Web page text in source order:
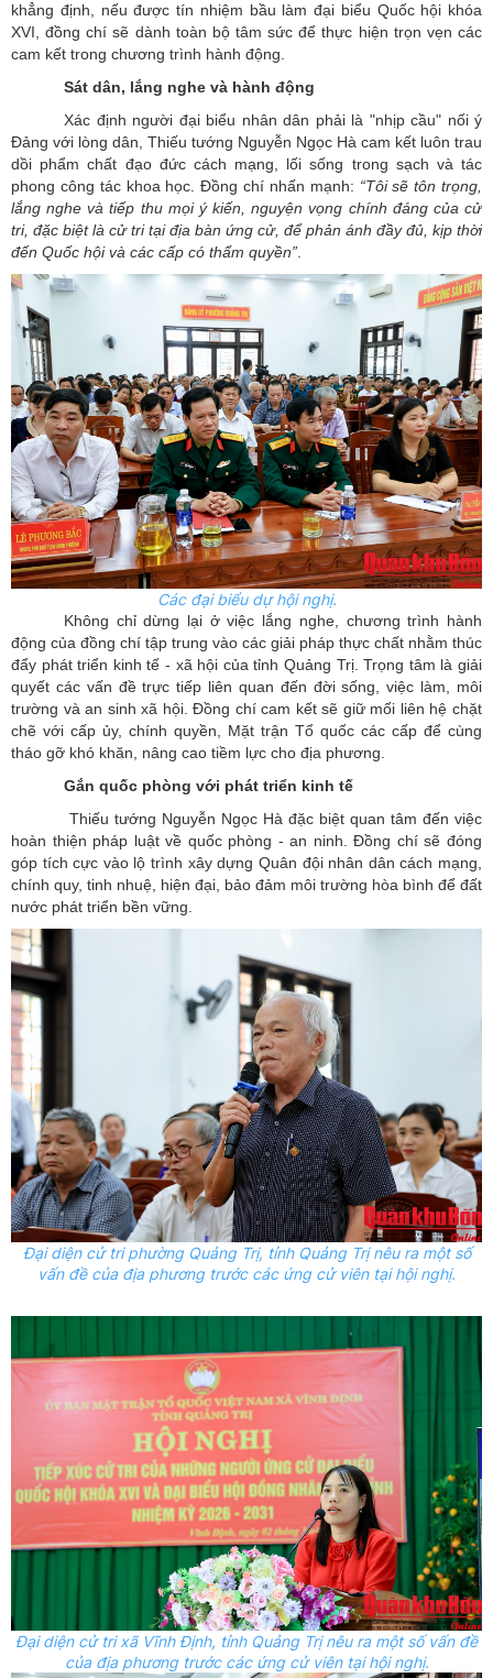
khẳng định, nếu được tín nhiệm bầu làm đại biểu Quốc hội khóa
XVI, đồng chí sẽ dành toàn bộ tâm sức để thực hiện trọn vẹn các
cam kết trong chương trình hành động.
Sát dân, lắng nghe và hành động
Xác định người đại biểu nhân dân phải là "nhịp cầu" nối ý
Đảng với lòng dân, Thiếu tướng Nguyễn Ngọc Hà cam kết luôn trau
dồi phẩm chất đạo đức cách mạng, lối sống trong sạch và tác
phong công tác khoa học. Đồng chí nhấn mạnh: “Tôi sẽ tôn trọng,
lắng nghe và tiếp thu mọi ý kiến, nguyện vọng chính đáng của cử
tri, đặc biệt là cử tri tại địa bàn ứng cử, để phản ánh đầy đủ, kịp thời
đến Quốc hội và các cấp có thẩm quyền”.
Các đại biểu dự hội nghị.
Không chỉ dừng lại ở việc lắng nghe, chương trình hành
động của đồng chí tập trung vào các giải pháp thực chất nhằm thúc
đẩy phát triển kinh tế - xã hội của tỉnh Quảng Trị. Trọng tâm là giải
quyết các vấn đề trực tiếp liên quan đến đời sống, việc làm, môi
trường và an sinh xã hội. Đồng chí cam kết sẽ giữ mối liên hệ chặt
chẽ với cấp ủy, chính quyền, Mặt trận Tổ quốc các cấp để cùng
tháo gỡ khó khăn, nâng cao tiềm lực cho địa phương.
Gắn quốc phòng với phát triển kinh tế
Thiếu tướng Nguyễn Ngọc Hà đặc biệt quan tâm đến việc
hoàn thiện pháp luật về quốc phòng - an ninh. Đồng chí sẽ đóng
góp tích cực vào lộ trình xây dựng Quân đội nhân dân cách mạng,
chính quy, tinh nhuệ, hiện đại, bảo đảm môi trường hòa bình để đất
nước phát triển bền vững.
Đại diện cử tri phường Quảng Trị, tỉnh Quảng Trị nêu ra một số
vấn đề của địa phương trước các ứng cử viên tại hội nghị.
Đại diện cử tri xã Vĩnh Định, tỉnh Quảng Trị nêu ra một số vấn đề
của địa phương trước các ứng cử viên tại hội nghị.